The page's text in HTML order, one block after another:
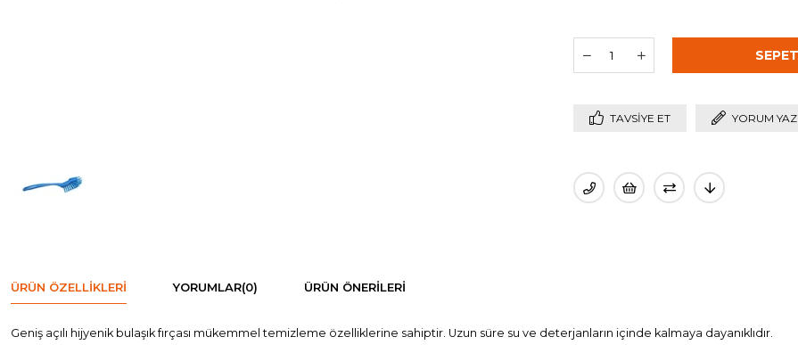
TAVSIYE ET YORUM YAZ
ÜRÜN ÖZELLIKLERI YORUMLAR(0) ÜRÜN ÖNERILERI
Geniş açılı hijyenik bulaşık fırçası mükemmel temizleme özelliklerine sahiptir. Uzun süre su ve deterjanların içinde kalmaya dayanıklıdır.